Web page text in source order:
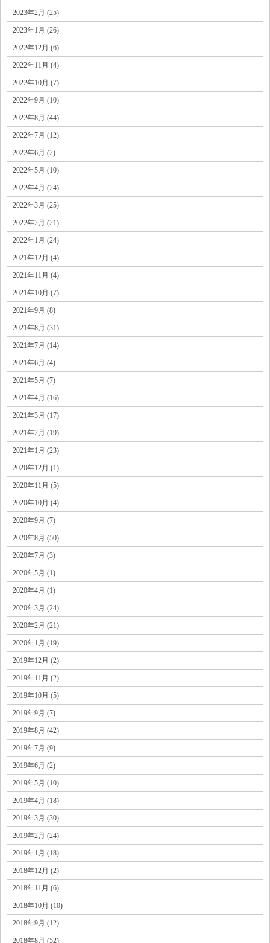
2023年2月 (25)
2023年1月 (26)
2022年12月 (6)
2022年11月 (4)
2022年10月 (7)
2022年9月 (10)
2022年8月 (44)
2022年7月 (12)
2022年6月 (2)
2022年5月 (10)
2022年4月 (24)
2022年3月 (25)
2022年2月 (21)
2022年1月 (24)
2021年12月 (4)
2021年11月 (4)
2021年10月 (7)
2021年9月 (8)
2021年8月 (31)
2021年7月 (14)
2021年6月 (4)
2021年5月 (7)
2021年4月 (16)
2021年3月 (17)
2021年2月 (19)
2021年1月 (23)
2020年12月 (1)
2020年11月 (5)
2020年10月 (4)
2020年9月 (7)
2020年8月 (50)
2020年7月 (3)
2020年5月 (1)
2020年4月 (1)
2020年3月 (24)
2020年2月 (21)
2020年1月 (19)
2019年12月 (2)
2019年11月 (2)
2019年10月 (5)
2019年9月 (7)
2019年8月 (42)
2019年7月 (9)
2019年6月 (2)
2019年5月 (10)
2019年4月 (18)
2019年3月 (30)
2019年2月 (24)
2019年1月 (18)
2018年12月 (2)
2018年11月 (6)
2018年10月 (10)
2018年9月 (12)
2018年8月 (52)